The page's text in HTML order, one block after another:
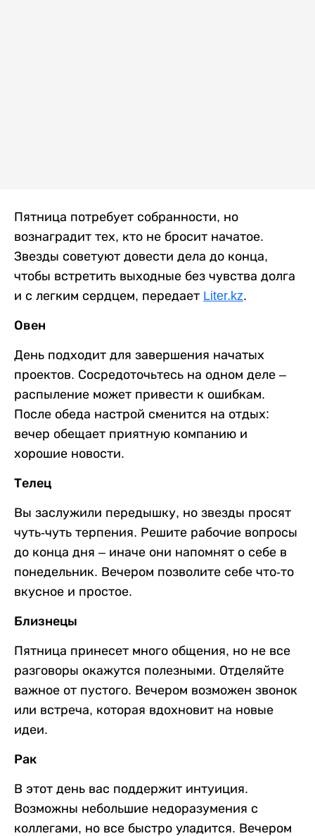
Пятница потребует собранности, но
вознаградит тех, кто не бросит начатое.
Звезды советуют довести дела до конца,
чтобы встретить выходные без чувства долга
и с легким сердцем, передает Liter.kz.
Овен
День подходит для завершения начатых
проектов. Сосредоточьтесь на одном деле –
распыление может привести к ошибкам.
После обеда настрой сменится на отдых:
вечер обещает приятную компанию и
хорошие новости.
Телец
Вы заслужили передышку, но звезды просят
чуть-чуть терпения. Решите рабочие вопросы
до конца дня – иначе они напомнят о себе в
понедельник. Вечером позволите себе что-то
вкусное и простое.
Близнецы
Пятница принесет много общения, но не все
разговоры окажутся полезными. Отделяйте
важное от пустого. Вечером возможен звонок
или встреча, которая вдохновит на новые
идеи.
Рак
В этот день вас поддержит интуиция.
Возможны небольшие недоразумения с
коллегами, но все быстро уладится. Вечером